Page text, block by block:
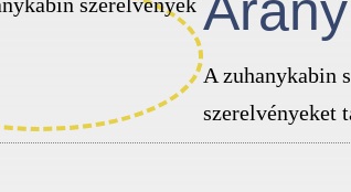
A zuhanykabin
szerelvényeket